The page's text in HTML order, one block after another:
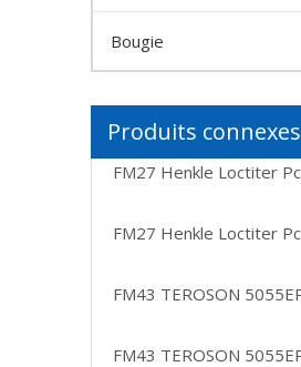
Bougie
Produits connexes